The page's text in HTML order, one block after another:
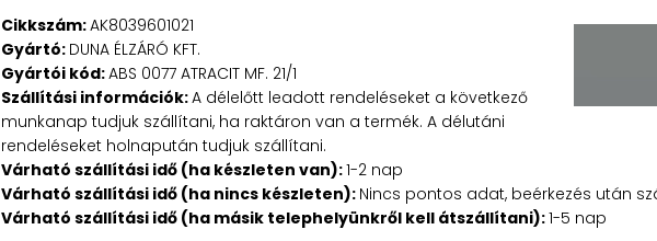
Cikkszám:AK8039601021
Gyártó: DUNA ÉLZÁRÓ KFT.
Gyártói kód:ABS 0077 ATRACIT MF. 21/1
Szállítási információk:A délelőtt leadott rendeléseket a következő
munkanap tudjuk szállítani, ha raktáron van a termék. A délutáni
rendeléseket holnapután tudjuk szállítani.
Várható szállítási idő (ha készleten van):1-2 nap
Várható szállítási idő (ha nincs készleten): Nincs pontos adat, beérkezés után
Várható szállítási idő (ha másik telephelyünkről kell átszállítani):1-5 nap